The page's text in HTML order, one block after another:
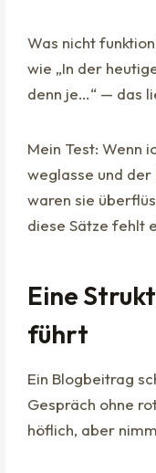
Was nicht
wie „In der
denn je…“ — das
Mein Test: Wenn
weglasse und
waren sie
diese Sätze fehlt
Eine
führt
Ein Blogbeitrag
Gespräch ohne
höflich, aber